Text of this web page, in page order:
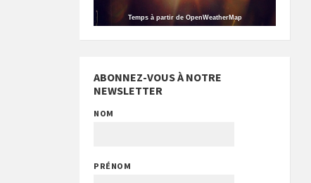
Temps à partir de OpenWeatherMap
ABONNEZ-VOUS À NOTRE
NEWSLETTER
NOM
PRÉNOM